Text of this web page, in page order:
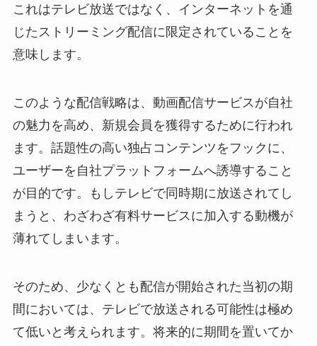
これはテレビ放送ではなく、インターネットを通
じたストリーミング配信に限定されていることを
意味します。
このような配信戦略は、動画配信サービスが自社
の魅力を高め、新規会員を獲得するために行われ
ます。話題性の高い独占コンテンツをフックに、
ユーザーを自社プラットフォームへ誘導すること
が目的です。もしテレビで同時期に放送されてし
まうと、わざわざ有料サービスに加入する動機が
薄れてしまいます。
そのため、少なくとも配信が開始された当初の期
間においては、テレビで放送される可能性は極め
て低いと考えられます。将来的に期間を置いてか